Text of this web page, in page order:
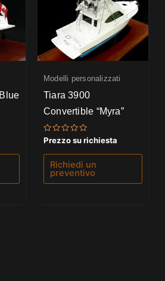
Modelli personalizzati
Tiara 3900
Convertible “Myra”
Valutato
0
su
Prezzo su richiesta
Richiedi un
preventivo